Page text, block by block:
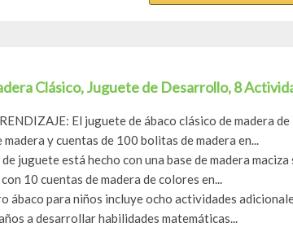
Clásico, Juguete de Desarrollo, 8
El juguete de ábaco clásico de madera
y cuentas de 100 bolitas de madera en...
juguete está hecho con una base de madera maciza
10 cuentas de madera de colores en...
ábaco para niños incluye ocho actividades
a desarrollar habilidades matemáticas...